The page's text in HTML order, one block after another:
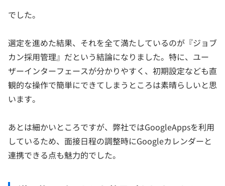
でした。
選定を進めた結果、それを全て満たしているのが『ジョブ
カン採用管理』だという結論になりました。特に、ユー
ザーインターフェースが分かりやすく、初期設定なども直
観的な操作で簡単にできてしまうところは素晴らしいと思
います。
あとは細かいところですが、弊社ではGoogleAppsを利用
しているため、面接日程の調整時にGoogleカレンダーと
連携できる点も魅力的でした。